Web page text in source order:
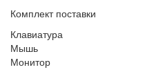
Комплект поставки
Клавиатура
Мышь
Монитор